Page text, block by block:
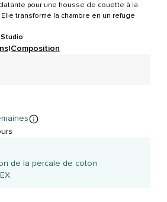
pour une housse de couette à la
transforme la chambre en un refuge
|Composition
de la percale de coton